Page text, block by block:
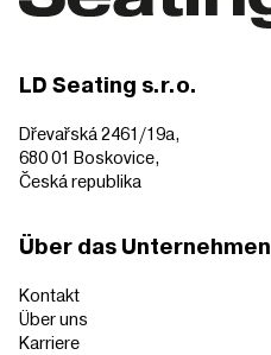
LD Seating s.r.o.
Dřevařská 2461/19a,
680 01 Boskovice,
Česká republika
Über das Unternehmen
Kontakt
Über uns
Karriere